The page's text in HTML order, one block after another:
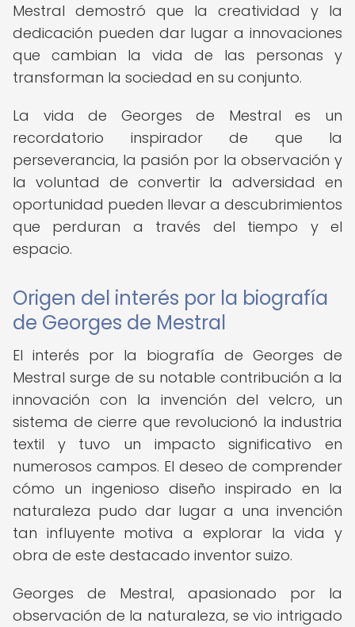
Mestral demostró que la creatividad y la
dedicación pueden dar lugar a innovaciones
que cambian la vida de las personas y
transforman la sociedad en su conjunto.
La vida de Georges de Mestral es un
recordatorio inspirador de que la
perseverancia, la pasión por la observación y
la voluntad de convertir la adversidad en
oportunidad pueden llevar a descubrimientos
que perduran a través del tiempo y el
espacio.
Origen del interés por la biografía
de Georges de Mestral
El interés por la biografía de Georges de
Mestral surge de su notable contribución a la
innovación con la invención del velcro, un
sistema de cierre que revolucionó la industria
textil y tuvo un impacto significativo en
numerosos campos. El deseo de comprender
cómo un ingenioso diseño inspirado en la
naturaleza pudo dar lugar a una invención
tan influyente motiva a explorar la vida y
obra de este destacado inventor suizo.
Georges de Mestral, apasionado por la
observación de la naturaleza, se vio intrigado